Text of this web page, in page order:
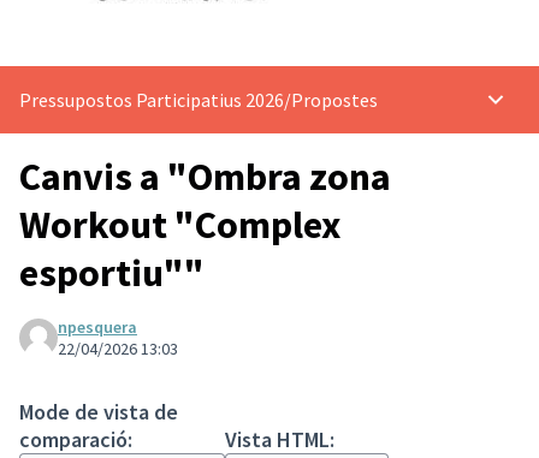
Pressupostos Participatius 2026/Propostes
Canvis a "Ombra zona
Workout "Complex
esportiu""
npesquera
22/04/2026 13:03
Mode de vista de
comparació:
Vista HTML: